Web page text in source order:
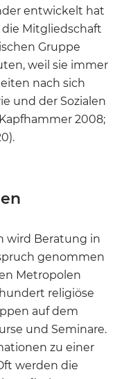
entwickelt hat
die Mitgliedschaft
Gruppe
weil sie immer
nach sich
und der Sozialen
2008;
wird Beratung in
genommen
Metropolen
religiöse
auf dem
und Seminare.
zu einer
werden die